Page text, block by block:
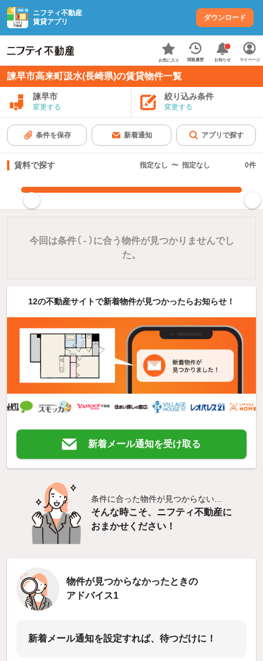
ニフティ不動産
賃貸アプリ
ダウンロード
お気に入り 閲覧履歴 お知らせ マイページ
諫早市高来町汲水(長崎県)の賃貸物件一覧
諫早市
変更する
絞り込み条件
変更する
条件を保存 新着通知 アプリで探す
賃料で探す 指定なし 〜 指定なし 0件
今回は条件（ -）に合う物件が見つかりませんでし
た。
12の不動産サイトで新着物件が見つかったらお知らせ！
新着メール通知を受け取る
条件に合った物件が見つからない…
そんな時こそ、ニフティ不動産に
おまかせください！
物件が見つからなかったときの
アドバイス1
新着メール通知を設定すれば、待つだけに！